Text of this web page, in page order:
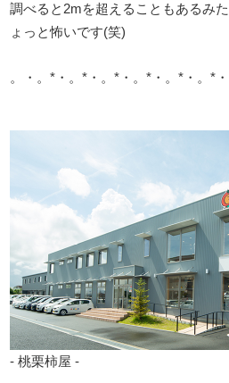
調べると2mを超えることもあるみ
ょっと怖いです(笑)
。・。*・。*・。*・。*・。*・。*
- 桃栗柿屋 -